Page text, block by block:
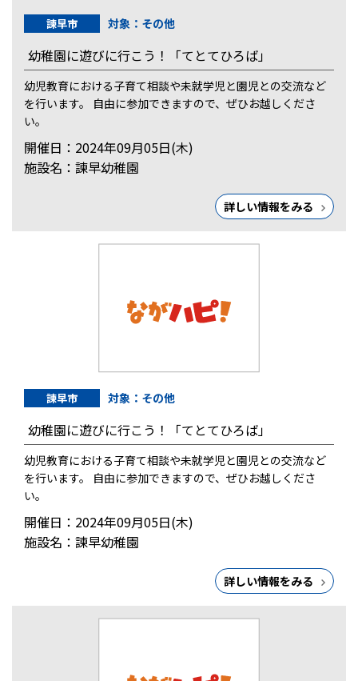
諫早市 対象：その他
幼稚園に遊びに行こう！「てとてひろば」
幼児教育における子育て相談や未就学児と園児との交流など
を行います。 自由に参加できますので、ぜひお越しくださ
い。
開催日：2024年09月05日(木)
施設名：諫早幼稚園
詳しい情報をみる
諫早市 対象：その他
幼稚園に遊びに行こう！「てとてひろば」
幼児教育における子育て相談や未就学児と園児との交流など
を行います。 自由に参加できますので、ぜひお越しくださ
い。
開催日：2024年09月05日(木)
施設名：諫早幼稚園
詳しい情報をみる